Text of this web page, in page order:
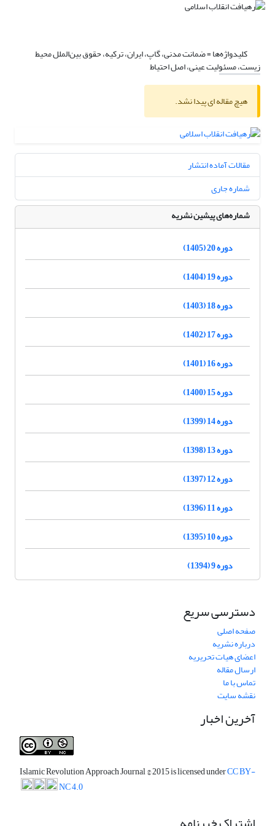
کلیدواژه‌ها =ضمانت مدنی، گاپ، ایران، ترکیه، حقوق بین‌الملل محیط
زیست، مسئولیت عینی، اصل احتیاط
هیچ مقاله ای پیدا نشد.
مقالات آماده انتشار
شماره جاری
شماره‌های پیشین نشریه
دوره 20 (1405)
دوره 19 (1404)
دوره 18 (1403)
دوره 17 (1402)
دوره 16 (1401)
دوره 15 (1400)
دوره 14 (1399)
دوره 13 (1398)
دوره 12 (1397)
دوره 11 (1396)
دوره 10 (1395)
دوره 9 (1394)
دسترسی سریع
صفحه اصلی
درباره نشریه
اعضای هیات تحریریه
ارسال مقاله
تماس با ما
نقشه سایت
آخرین اخبار
Islamic Revolution Approach Journal© 2015 is licensed underCC BY-
NC 4.0